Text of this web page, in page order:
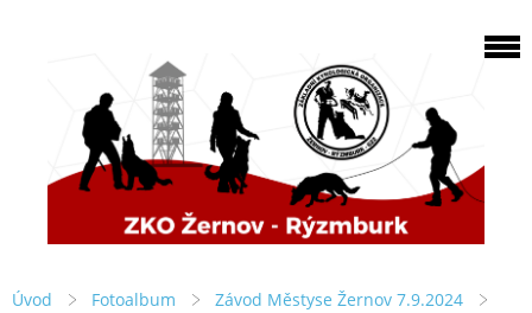
Úvod Fotoalbum
Závod Městyse Žernov 7.9.2024